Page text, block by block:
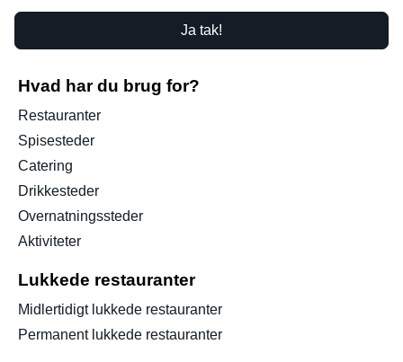
Ja tak!
Hvad har du brug for?
Restauranter
Spisesteder
Catering
Drikkesteder
Overnatningssteder
Aktiviteter
Lukkede restauranter
Midlertidigt lukkede restauranter
Permanent lukkede restauranter